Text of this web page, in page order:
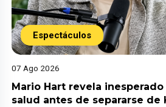
Espectáculos
07 Ago 2026
Mario Hart revela
salud antes de separarse de